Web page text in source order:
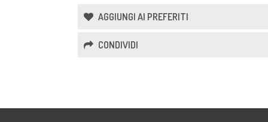
AGGIUNGI AI PREFERITI
CONDIVIDI